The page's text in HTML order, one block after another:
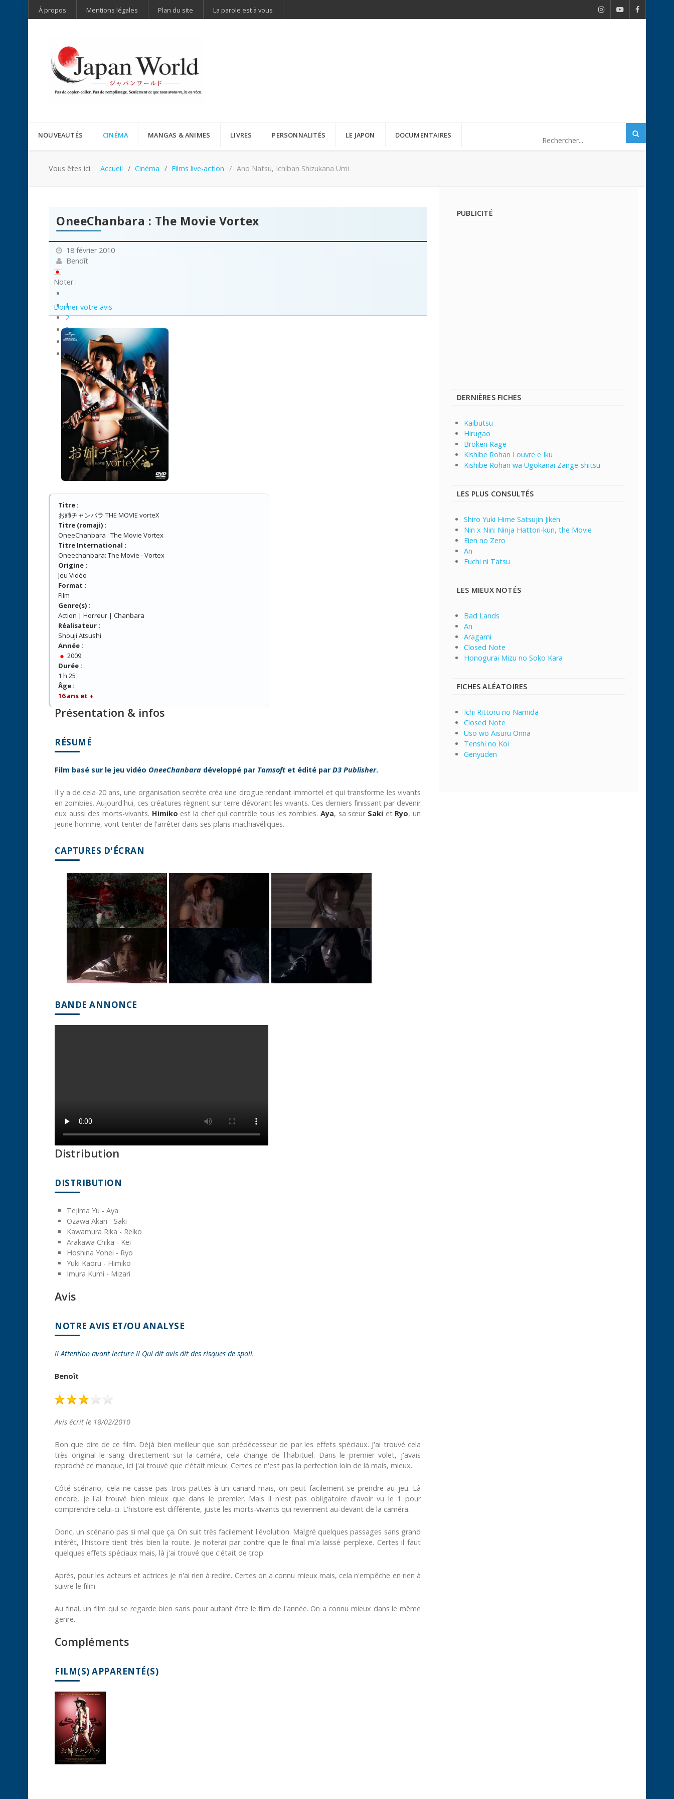
À propos Mentions légales Plan du site La parole est à vous
NOUVEAUTÉS CINÉMA MANGAS & ANIMES LIVRES PERSONNALITÉS LE JAPON DOCUMENTAIRES
Vous êtes ici : Accueil Cinéma Films live-action Ano Natsu, Ichiban Shizukana Umi
OneeChanbara : The Movie Vortex
18 février 2010
Benoît
Noter :
1
2
3
4
5
Donner votre avis
Titre :
お姉チャンバラ THE MOVIE vorteX
Titre (romaji) :
OneeChanbara : The Movie Vortex
Titre International :
Oneechanbara: The Movie - Vortex
Origine :
Jeu Vidéo
Format :
Film
Genre(s) :
Action | Horreur | Chanbara
Réalisateur :
Shouji Atsushi
Année :
2009
Durée :
1 h 25
Âge :
16 ans et +
Présentation & infos
RÉSUMÉ
Film basé sur le jeu vidéo OneeChanbara développé par Tamsoft et édité parD3 Publisher.
Il y a de cela 20 ans, une organisation secrète créa une drogue rendant immortel et qui transforme les vivants
en zombies. Aujourd'hui, ces créatures règnent sur terre dévorant les vivants. Ces derniers finissant par devenir
eux aussi des morts-vivants. Himiko est la chef qui contrôle tous les zombies. Aya, sa sœur Sakiet Ryo, un
jeune homme, vont tenter de l'arrêter dans ses plans machiavéliques.
CAPTURES D'ÉCRAN
BANDE ANNONCE
Distribution
DISTRIBUTION
Tejima Yu - Aya
Ozawa Akari - Saki
Kawamura Rika - Reiko
Arakawa Chika - Kei
Hoshina Yohei - Ryo
Yuki Kaoru - Himiko
Imura Kumi - Mizari
Avis
NOTRE AVIS ET/OU ANALYSE
!! Attention avant lecture !! Qui dit avis dit des risques de spoil.
Benoît
Avis écrit le 18/02/2010
Bon que dire de ce film. Déjà bien meilleur que son prédécesseur de par les effets spéciaux. J'ai trouvé cela
très original le sang directement sur la caméra, cela change de l'habituel. Dans le premier volet, j'avais
reproché ce manque, ici j'ai trouvé que c'était mieux. Certes ce n'est pas la perfection loin de là mais, mieux.
Côté scénario, cela ne casse pas trois pattes à un canard mais, on peut facilement se prendre au jeu. Là
encore, je l'ai trouvé bien mieux que dans le premier. Mais il n'est pas obligatoire d'avoir vu le 1 pour
comprendre celui-ci. L'histoire est différente, juste les morts-vivants qui reviennent au-devant de la caméra.
Donc, un scénario pas si mal que ça. On suit très facilement l'évolution. Malgré quelques passages sans grand
intérêt, l'histoire tient très bien la route. Je noterai par contre que le final m'a laissé perplexe. Certes il faut
quelques effets spéciaux mais, là j'ai trouvé que c'était de trop.
Après, pour les acteurs et actrices je n'ai rien à redire. Certes on a connu mieux mais, cela n'empêche en rien à
suivre le film.
Au final, un film qui se regarde bien sans pour autant être le film de l'année. On a connu mieux dans le même
genre.
Compléments
FILM(S) APPARENTÉ(S)
PUBLICITÉ
DERNIÈRES FICHES
Kaibutsu
Hirugao
Broken Rage
Kishibe Rohan Louvre e Iku
Kishibe Rohan wa Ugokanai Zange-shitsu
LES PLUS CONSULTÉS
Shiro Yuki Hime Satsujin Jiken
Nin x Nin: Ninja Hattori-kun, the Movie
Eien no Zero
An
Fuchi ni Tatsu
LES MIEUX NOTÉS
Bad Lands
An
Aragami
Closed Note
Honogurai Mizu no Soko Kara
FICHES ALÉATOIRES
Ichi Rittoru no Namida
Closed Note
Uso wo Aisuru Onna
Tenshi no Koi
Genyuden